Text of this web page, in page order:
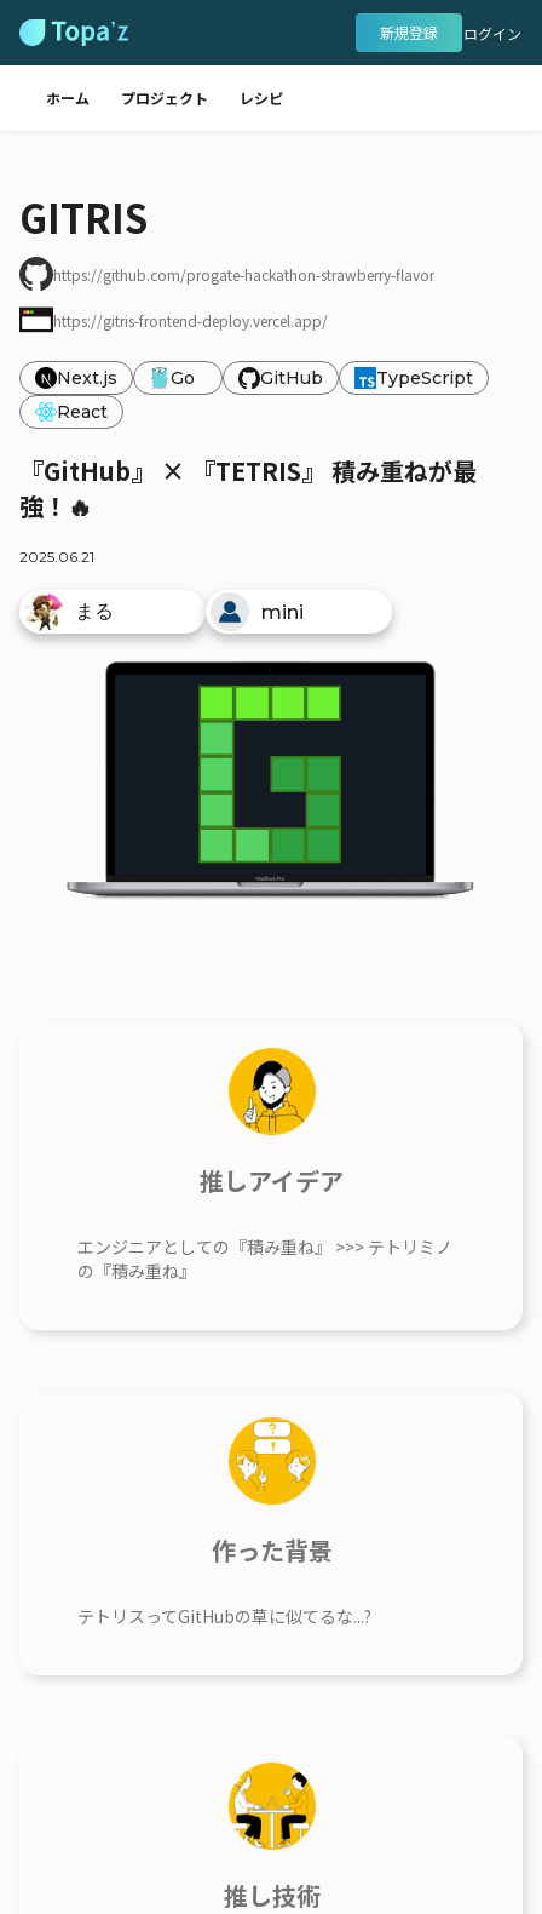
新規登録 ログイン
ホーム プロジェクト レシピ
GITRIS
https://github.com/progate-hackathon-strawberry-flavor
https://gitris-frontend-deploy.vercel.app/
Next.js Go GitHub
TypeScript
React
『GitHub』 × 『TETRIS』 積み重ねが最
強！🔥
2025.06.21
まる mini
推しアイデア
エンジニアとしての『積み重ね』 >>> テトリミノ
の『積み重ね』
作った背景
テトリスってGitHubの草に似てるな...?
推し技術